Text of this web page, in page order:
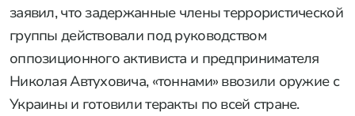
заявил, что задержанные члены террористической
группы действовали под руководством
оппозиционного активиста и предпринимателя
Николая Автуховича, «тоннами» ввозили оружие с
Украины и готовили теракты по всей стране.